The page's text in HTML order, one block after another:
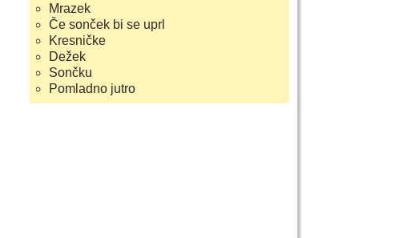
Mrazek
Če sonček bi se uprl
Kresničke
Dežek
Sončku
Pomladno jutro